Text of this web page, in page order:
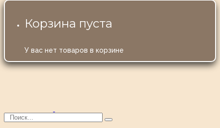
Корзина пуста
У вас нет товаров в корзине